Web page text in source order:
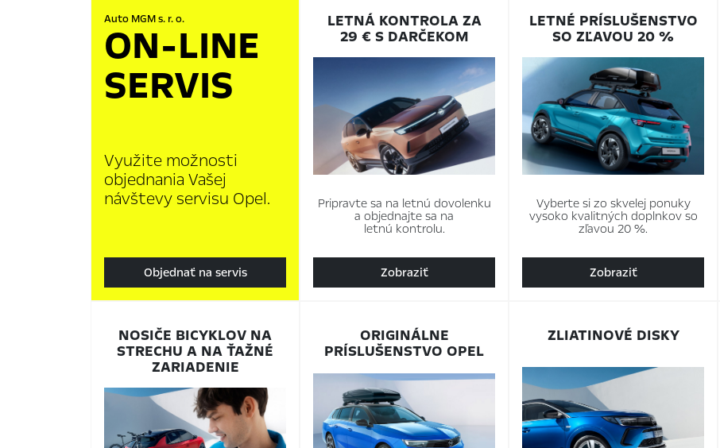
Auto MGM s. r. o.
ON-LINE
SERVIS
Využite možnosti
objednania Vašej
návštevy servisu Opel.
Objednať na servis
LETNÁ KONTROLA ZA
29 € S DARČEKOM
Pripravte sa na letnú dovolenku
a objednajte sa na
letnú kontrolu.
Zobraziť
LETNÉ PRÍSLUŠENSTVO
SO ZĽAVOU 20 %
Vyberte si zo skvelej ponuky
vysoko kvalitných doplnkov so
zľavou 20 %.
Zobraziť
NOSIČE BICYKLOV NA
STRECHU A NA ŤAŽNÉ
ZARIADENIE
ORIGINÁLNE
PRÍSLUŠENSTVO OPEL
ZLIATINOVÉ DISKY